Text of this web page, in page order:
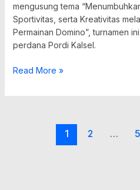
mengusung tema
Sportivitas, serta Kreativitas
Permainan Domino”, turnamen
perdana Pordi Kalsel.
Read More »
1 2 … 5